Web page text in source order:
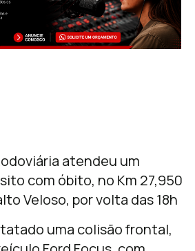
atendeu um
com óbito, no Km 27,950
Veloso, por volta das 18h
uma colisão frontal,